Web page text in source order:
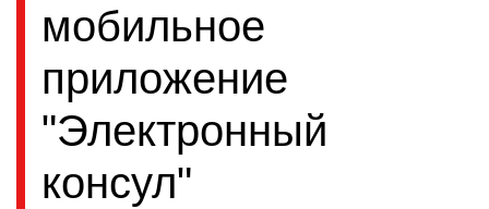
мобильное
приложение
"Электронный
консул"